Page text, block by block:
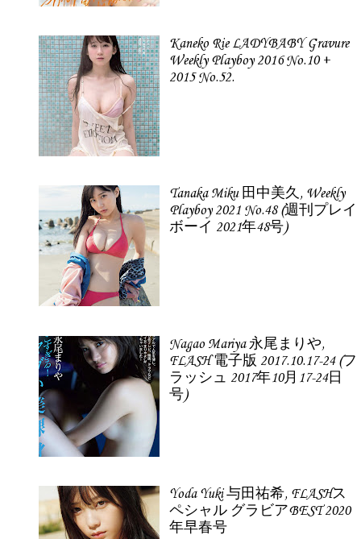
Kaneko Rie LADYBABY Gravure
Weekly Playboy 2016 No.10 +
2015 No.52.
Tanaka Miku 田中美久, Weekly
Playboy 2021 No.48 (週刊プレイ
ボーイ 2021年48号)
Nagao Mariya 永尾まりや,
FLASH 電子版 2017.10.17-24 (フ
ラッシュ 2017年10月17-24日
号)
Yoda Yuki 与田祐希, FLASHス
ペシャル グラビアBEST 2020
年早春号